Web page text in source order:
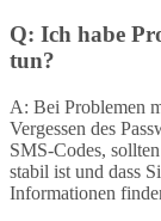
Q: Ich habe
tun?
A: Bei Problemen
Vergessen des
SMS-Codes,
stabil ist und dass
Informationen